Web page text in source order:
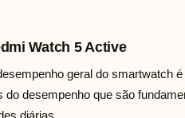
Watch 5 Active
geral do smartwatch
desempenho que são
diárias.